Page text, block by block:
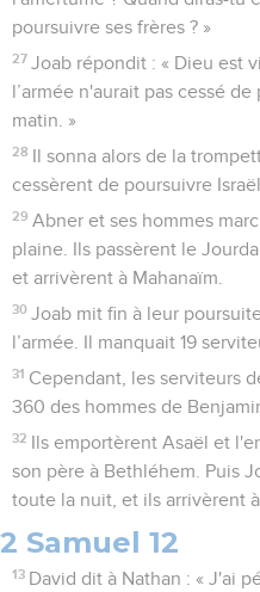
poursuivre ses frères ? »
27 Joab répondit : « Dieu est
l’armée n'aurait pas cessé
matin. »
28
Il sonna alors de la
cessèrent de poursuivre
29 Abner et ses hommes
plaine. Ils passèrent le
et arrivèrent à Mahanaïm.
30 Joab mit fin à leur
l’armée. Il manquait 19
31 Cependant, les serviteurs
360 des hommes de
32
Ils emportèrent Asaël et
son père à Bethléhem. Puis
toute la nuit, et ils arrivèrent
2 Samuel 12
13 David dit à Nathan : « J'ai